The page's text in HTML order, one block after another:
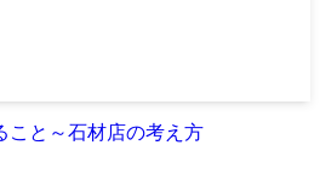
こと～石材店の考え方